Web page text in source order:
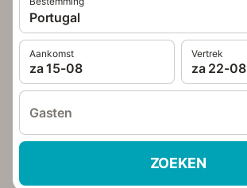
Portugal
Aankomst
za 15-08
Vertrek
za 22-08
Gasten
ZOEKEN